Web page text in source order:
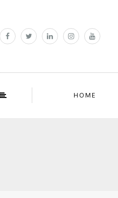
HOME